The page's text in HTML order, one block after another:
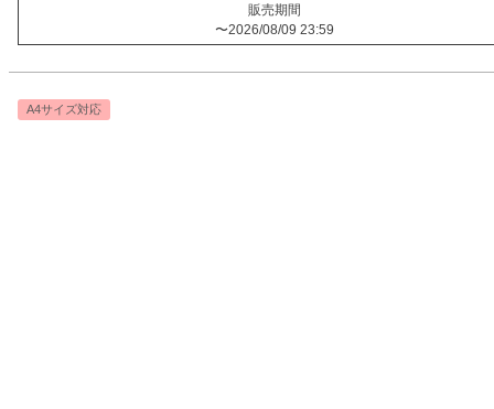
販売期間
〜2026/08/09 23:59
A4サイズ対応